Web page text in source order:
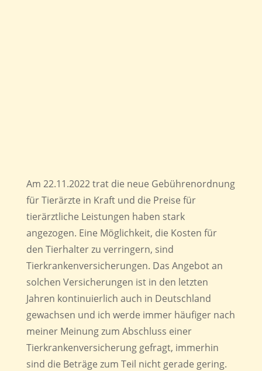
Am 22.11.2022 trat die neue Gebührenordnung
für Tierärzte in Kraft und die Preise für
tierärztliche Leistungen haben stark
angezogen. Eine Möglichkeit, die Kosten für
den Tierhalter zu verringern, sind
Tierkrankenversicherungen. Das Angebot an
solchen Versicherungen ist in den letzten
Jahren kontinuierlich auch in Deutschland
gewachsen und ich werde immer häufiger nach
meiner Meinung zum Abschluss einer
Tierkrankenversicherung gefragt, immerhin
sind die Beträge zum Teil nicht gerade gering.